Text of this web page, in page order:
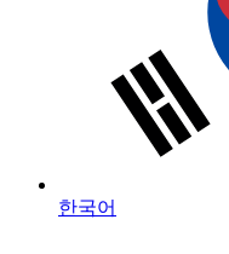
한국어